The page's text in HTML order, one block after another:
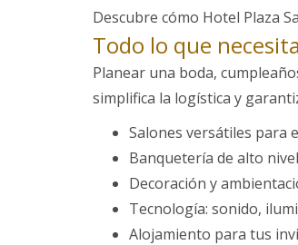
Descubre cómo Hotel Plaza
Todo lo que
Planear una boda,
simplifica la logística y
Salones versátiles para
Banquetería de alto
Decoración y
Tecnología: sonido,
Alojamiento para tus